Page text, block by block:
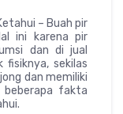
– Buah pir
ini karena pir
dan di jual
sekilas
dan memiliki
beberapa fakta